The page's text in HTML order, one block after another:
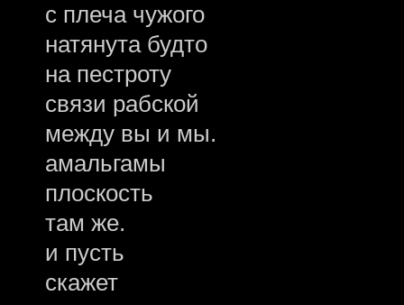
с плеча чужого
натянута будто
на пестроту
связи рабской
между вы и мы.
амальгамы
плоскость
там же.
и пусть
скажет